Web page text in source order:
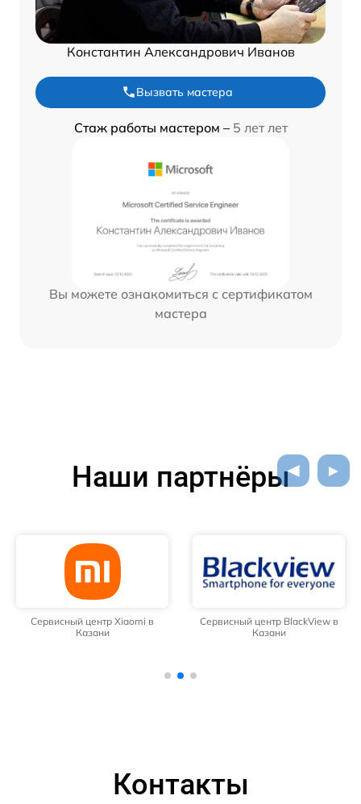
Константин Александрович Иванов
Вызвать мастера
Стаж работы мастером – 5 лет лет
Вы можете ознакомиться с сертификатом
мастера
Наши партнёры
Сервисный центр Xiaomi в
Казани
Сервисный центр BlackView в
Казани
Контакты